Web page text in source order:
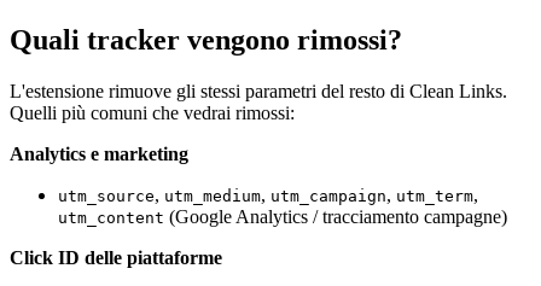
Quali tracker vengono rimossi?
L'estensione rimuove gli stessi parametri del resto di Clean Links.
Quelli più comuni che vedrai rimossi:
Analytics e marketing
utm_source, utm_medium, utm_campaign, utm_term,
utm_content (Google Analytics / tracciamento campagne)
Click ID delle piattaforme